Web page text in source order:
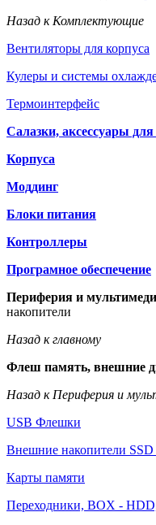
Назад к Комплектующие
Вентиляторы для корпуса
Кулеры и системы
Термоинтерфейс
Салазки, аксессуары
Корпуса
Моддинг
Блоки питания
Контроллеры
Програмное обеспечение
Периферия и
накопители
Назад к главному
Флеш память, внешние
Назад к Периферия и
USB Флешки
Внешние накопители
Карты памяти
Переходники, BOX -